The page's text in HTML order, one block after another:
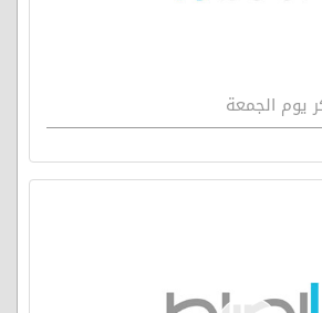
يوم الجمعة